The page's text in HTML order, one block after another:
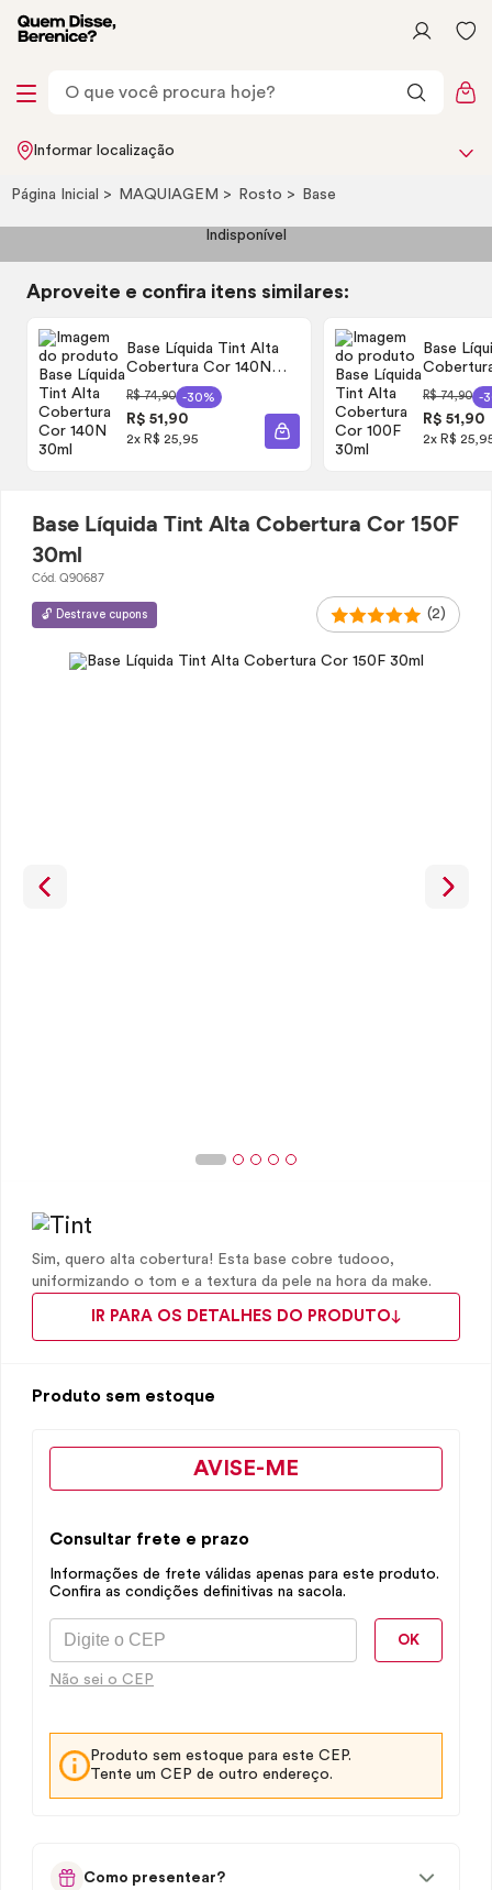
Informar localização
Página Inicial MAQUIAGEM Rosto Base
Indisponível
Aproveite e confira itens similares:
Base Líquida Tint Alta
Cobertura Cor 140N
30ml
R$ 74,90 -30%
R$ 51,90
2x R$ 25,95 ADICIONAR À SACOLA
Base
30ml
R$ 74,90 -
R$ 51,90
2x R$
Base Líquida Tint Alta Cobertura Cor 150F
30ml
Cód. Q90687
🔓 Destrave cupons (2)
Sim, quero alta cobertura! Esta base cobre tudooo,
uniformizando o tom e a textura da pele na hora da make.
IR PARA OS DETALHES DO PRODUTO
Produto sem estoque
AVISE-ME
Consultar frete e prazo
Informações de frete válidas apenas para este produto.
Confira as condições definitivas na sacola.
OK
Não sei o CEP
Produto sem estoque para este CEP.
Tente um CEP de outro endereço.
Como presentear?